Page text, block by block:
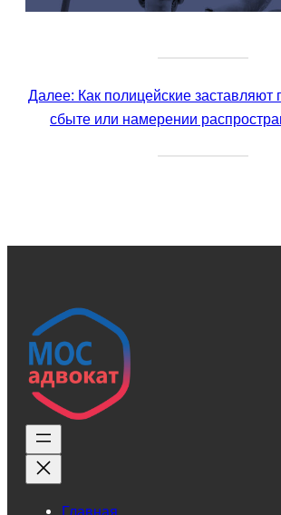
Далее: Как полицейские заставляют
сбыте или намерении
Главная